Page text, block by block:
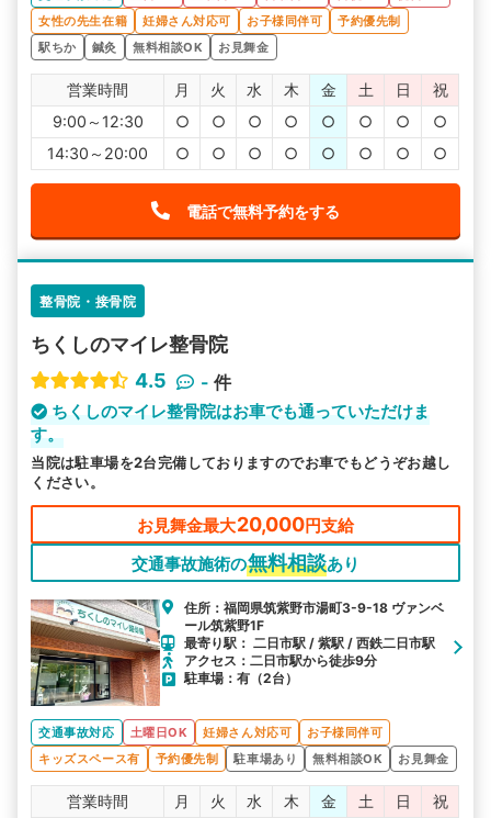
女性の先生在籍
妊婦さん対応可 お子様同伴可
予約優先制
駅ちか
鍼灸 無料相談OK お見舞金
営業時間 月 火 水 木 金 土 日
祝
9:00～12:30
○ ○ ○ ○ ○ ○ ○
○
14:30～20:00
○ ○ ○ ○ ○ ○ ○ ○
電話で無料予約をする
整骨院・接骨院
ちくしのマイレ整骨院
4.5
- 件
ちくしのマイレ整骨院はお車でも通っていただけま
す。
当院は駐車場を2台完備しておりますのでお車でもどうぞお越し
ください。
お見舞金最大20,000円支給
交通事故施術の無料相談あり
住所：福岡県筑紫野市湯町3-9-18 ヴァンベ
ール筑紫野1F
最寄り駅： 二日市駅 / 紫駅 / 西鉄二日市駅
アクセス：二日市駅から徒歩9分
駐車場：有（2台）
交通事故対応 土曜日OK 妊婦さん対応可
お子様同伴可
キッズスペース有
予約優先制 駐車場あり 無料相談OK お見舞金
営業時間 月 火 水 木 金 土 日
祝